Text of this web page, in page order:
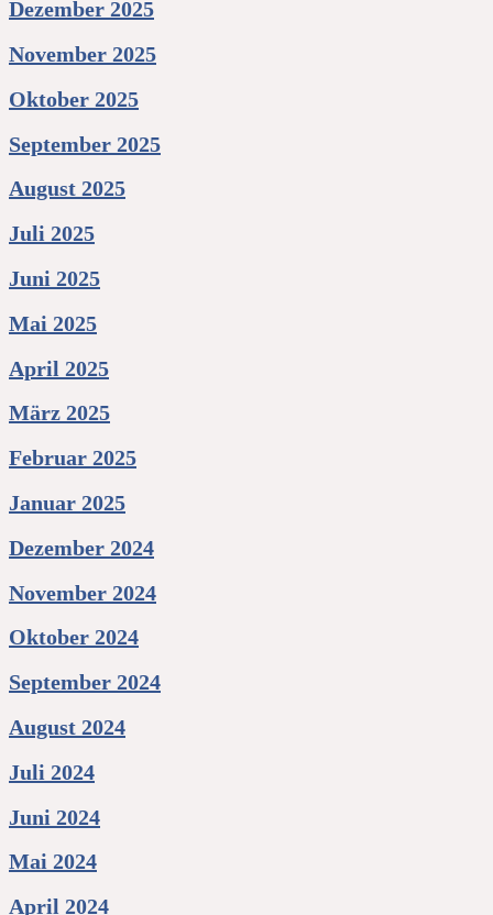
Dezember 2025
November 2025
Oktober 2025
September 2025
August 2025
Juli 2025
Juni 2025
Mai 2025
April 2025
März 2025
Februar 2025
Januar 2025
Dezember 2024
November 2024
Oktober 2024
September 2024
August 2024
Juli 2024
Juni 2024
Mai 2024
April 2024